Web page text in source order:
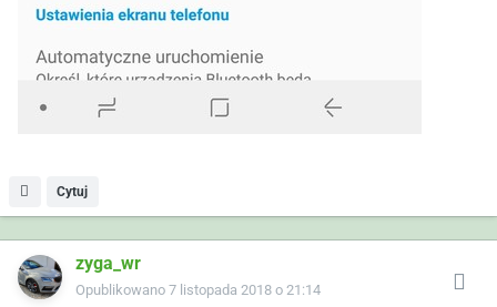
Cytuj
zyga_wr
Opublikowano 7 listopada 2018 o 21:14